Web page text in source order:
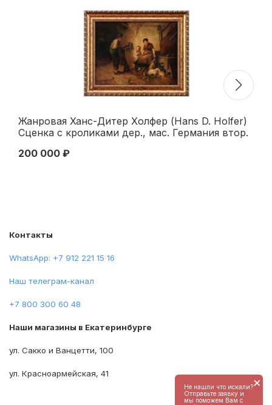
Жанровая Ханс-Дитер Холфер (Hans D. Holfer)
Сценка с кроликами дер., мас. Германия втор.
200 000 ₽
Контакты
WhatsApp: +7 912 221 15 16
Наш телеграм-канал
+7 800 300 60 48
Наши магазины в Екатеринбурге
ул. Сакко и Ванцетти, 100
ул. Красноармейская, 41
Не нашли что искали?
Отправьте заявку и
мы поможем Вам с
×